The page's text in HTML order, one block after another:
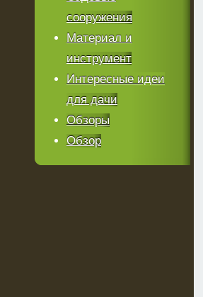
сооружения
Материал и
инструмент
Интересные идеи
для дачи
Обзоры
Обзор